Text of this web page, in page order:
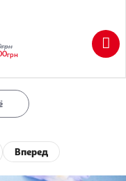
грн
грн
Вперед